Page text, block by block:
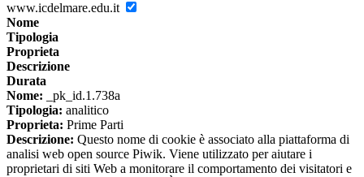
www.icdelmare.edu.it
Nome
Tipologia
Proprieta
Descrizione
Durata
Nome: _pk_id.1.738a
Tipologia: analitico
Proprieta: Prime Parti
Descrizione: Questo nome di cookie è associato alla piattaforma di
analisi web open source Piwik. Viene utilizzato per aiutare i
proprietari di siti Web a monitorare il comportamento dei visitatori e